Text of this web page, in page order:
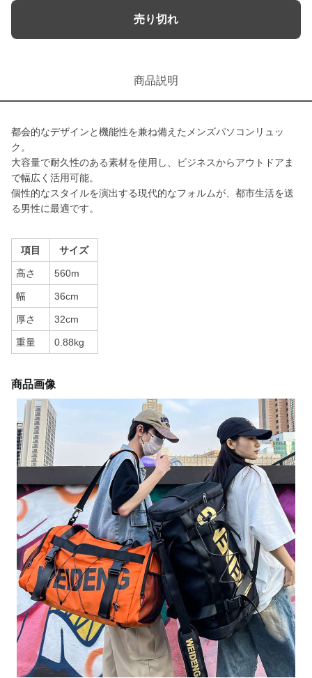
売り切れ
商品説明
都会的なデザインと機能性を兼ね備えたメンズパソコンリュッ
ク。
大容量で耐久性のある素材を使用し、ビジネスからアウトドアま
で幅広く活用可能。
個性的なスタイルを演出する現代的なフォルムが、都市生活を送
る男性に最適です。
項目 サイズ
高さ 560m
幅 36cm
厚さ 32cm
重量 0.88kg
商品画像